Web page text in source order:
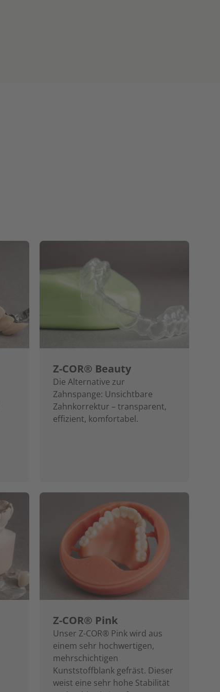
Z-COR® Beauty
Die Alternative zur
Zahnspange: Unsichtbare
Zahnkorrektur – transparent,
effizient, komfortabel.
Z-COR® Pink
Unser Z-COR® Pink wird aus
einem sehr hochwertigen,
mehrschichtigen
Kunststoffblank gefräst. Dieser
weist eine sehr hohe Stabilität